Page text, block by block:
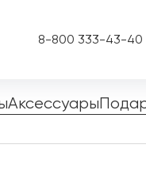
8-800 333-43-40
Аксессуары